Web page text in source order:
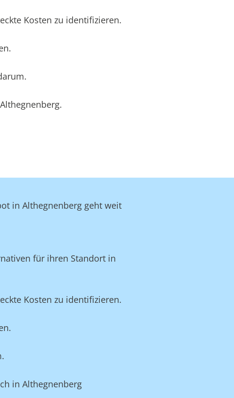
Kosten zu identifizieren.
in Althegnenberg geht weit
für ihren Standort in
Kosten zu identifizieren.
in Althegnenberg